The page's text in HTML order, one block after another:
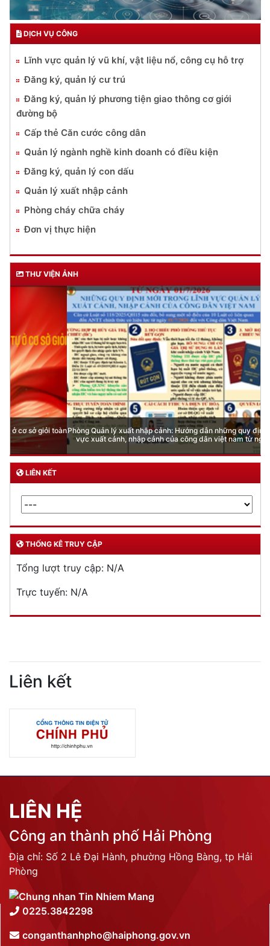
DỊCH VỤ CÔNG
Lĩnh vực quản lý vũ khí, vật liệu nổ, công cụ hỗ trợ
Đăng ký, quản lý cư trú
Đăng ký, quản lý phương tiện giao thông cơ giới
đường bộ
Cấp thẻ Căn cước công dân
Quản lý ngành nghề kinh doanh có điều kiện
Đăng ký, quản lý con dấu
Quản lý xuất nhập cảnh
Phòng cháy chữa cháy
Đơn vị thực hiện
THƯ VIỆN ẢNH
Phòng Quản lý xuất nhập cảnh: Hướng dẫn những quy định mới trong lĩnh
vực xuất cảnh, nhập cảnh của công dân việt nam từ ngày 01/7/2026
LIÊN KẾT
THỐNG KÊ TRUY CẬP
Tổng lượt truy cập: N/A
Trực tuyến: N/A
Liên kết
LIÊN HỆ
Công an thành phố Hải Phòng
Địa chỉ: Số 2 Lê Đại Hành, phường Hồng Bàng, tp Hải
Phòng
0225.3842298
conganthanhpho@haiphong.gov.vn